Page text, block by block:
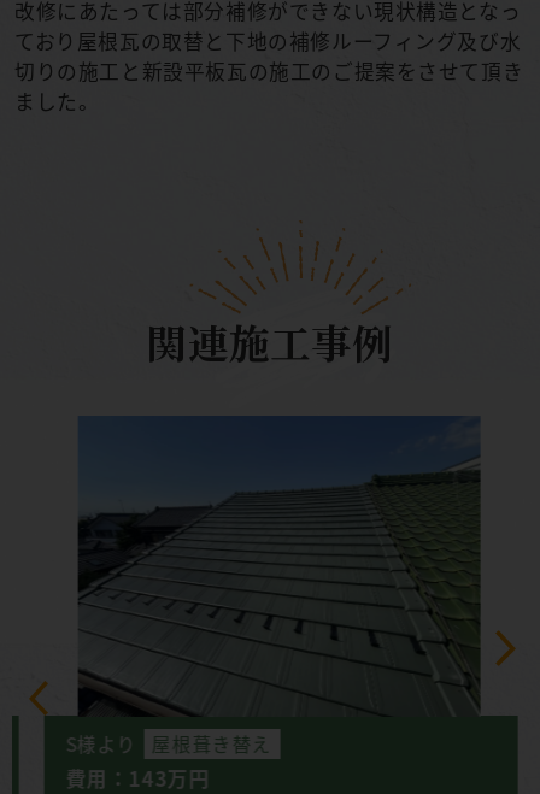
改修にあたっては部分補修ができない現状構造となっ
ており屋根瓦の取替と下地の補修ルーフィング及び水
切りの施工と新設平板瓦の施工のご提案をさせて頂き
ました。
関連施工事例
S様より 屋根葺き替え
費用：143万円